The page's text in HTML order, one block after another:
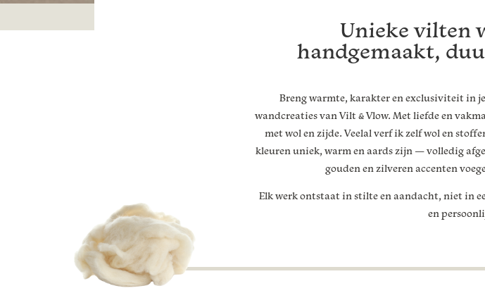
Unieke vilten
handgemaakt,
Breng warmte, karakter en exclusiviteit in
wandcreaties van Vilt & Vlow. Met liefde en
met wol en zijde. Veelal verf ik zelf wol en
kleuren uniek, warm en aards zijn — volledig
gouden en zilveren accenten
Elk werk ontstaat in stilte en aandacht, niet in
en